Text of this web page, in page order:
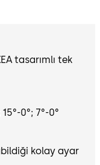
tasarımlı tek
0°; 7°-0°
kolay ayar